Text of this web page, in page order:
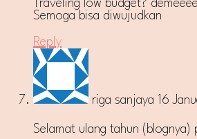
Traveling low budget?
Semoga bisa diwujudkan
Reply
riga sanjaya 16
Selamat ulang tahun